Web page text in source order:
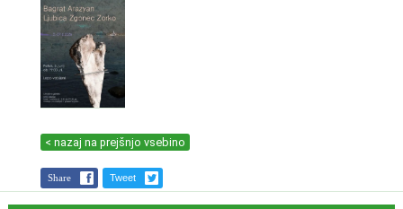
< nazaj na prejšnjo vsebino
Share Tweet